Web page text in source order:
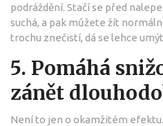
podráždění. Stačí se před
suchá, a pak můžete žít
trochu znečistí, dá se lehce
5. Pomáhá
zánět
Není to jen o okamžitém